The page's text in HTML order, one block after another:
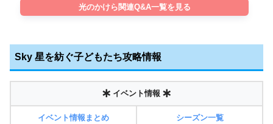
光のかけら関連Q&A一覧を見る
Sky 星を紡ぐ子どもたち攻略情報
イベント情報
イベント情報まとめ シーズン一覧